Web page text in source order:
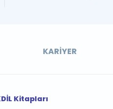
KARIYER
Kitapları